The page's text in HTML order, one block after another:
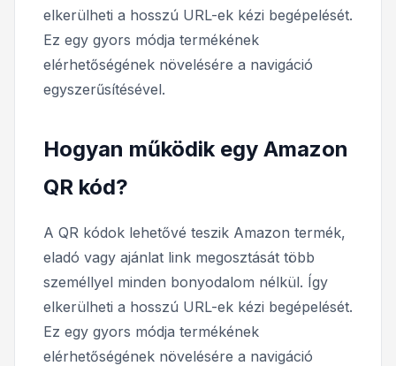
elkerülheti a hosszú URL-ek kézi begépelését.
Ez egy gyors módja termékének
elérhetőségének növelésére a navigáció
egyszerűsítésével.
Hogyan működik egy Amazon
QR kód?
A QR kódok lehetővé teszik Amazon termék,
eladó vagy ajánlat link megosztását több
személlyel minden bonyodalom nélkül. Így
elkerülheti a hosszú URL-ek kézi begépelését.
Ez egy gyors módja termékének
elérhetőségének növelésére a navigáció